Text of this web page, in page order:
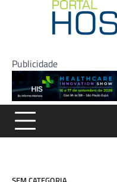
Publicidade